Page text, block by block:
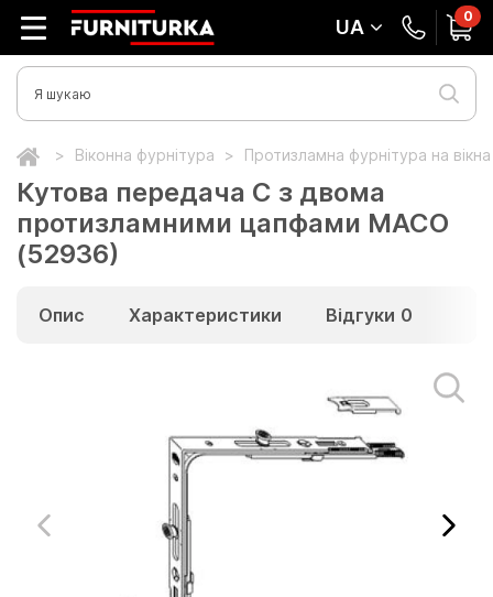
UA 0
Віконна фурнітура Протизламна фурнітура на
Кутова передача C з двома
протизламними цапфами MACO
(52936)
Опис Характеристики Відгуки 0